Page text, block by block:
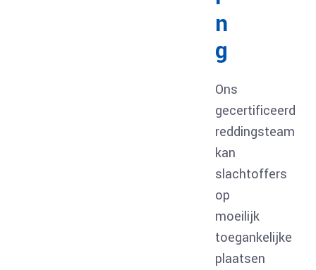
n
g
Ons
gecertificeerd
reddingsteam
kan
slachtoffers
op
moeilijk
toegankelijke
plaatsen